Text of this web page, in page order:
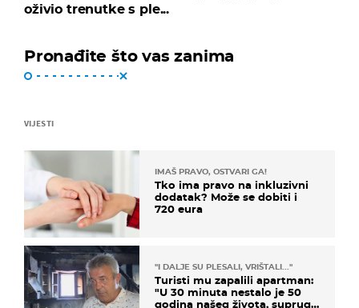
oživio trenutke s ple...
Pronađite što vas zanima
VIJESTI
IMAŠ PRAVO, OSTVARI GA!
Tko ima pravo na inkluzivni
dodatak? Može se dobiti i
720 eura
"I DALJE SU PLESALI, VRIŠTALI..."
Turisti mu zapalili apartman:
"U 30 minuta nestalo je 50
godina našeg života, supruga